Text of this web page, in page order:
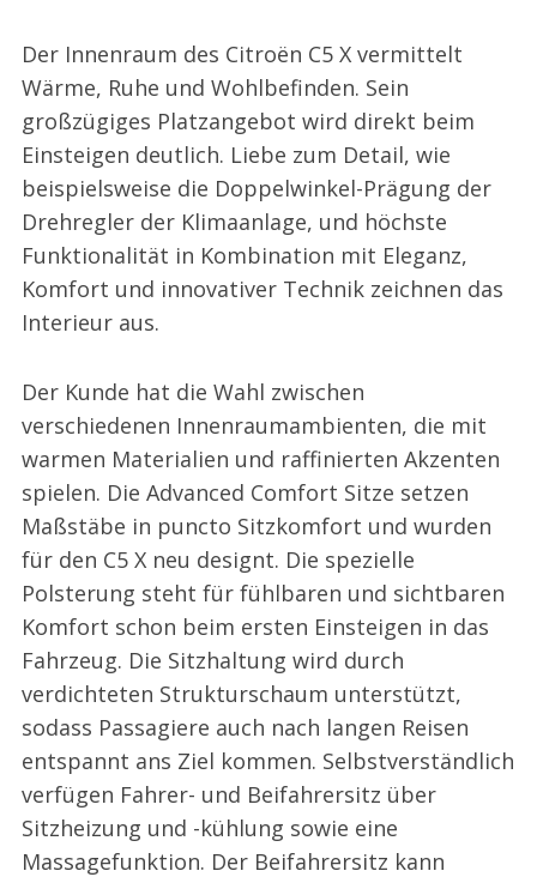
Der Innenraum des Citroën C5 X vermittelt
Wärme, Ruhe und Wohlbefinden. Sein
großzügiges Platzangebot wird direkt beim
Einsteigen deutlich. Liebe zum Detail, wie
beispielsweise die Doppelwinkel-Prägung der
Drehregler der Klimaanlage, und höchste
Funktionalität in Kombination mit Eleganz,
Komfort und innovativer Technik zeichnen das
Interieur aus.
Der Kunde hat die Wahl zwischen
verschiedenen Innenraumambienten, die mit
warmen Materialien und raffinierten Akzenten
spielen. Die Advanced Comfort Sitze setzen
Maßstäbe in puncto Sitzkomfort und wurden
für den C5 X neu designt. Die spezielle
Polsterung steht für fühlbaren und sichtbaren
Komfort schon beim ersten Einsteigen in das
Fahrzeug. Die Sitzhaltung wird durch
verdichteten Strukturschaum unterstützt,
sodass Passagiere auch nach langen Reisen
entspannt ans Ziel kommen. Selbstverständlich
verfügen Fahrer- und Beifahrersitz über
Sitzheizung und -kühlung sowie eine
Massagefunktion. Der Beifahrersitz kann